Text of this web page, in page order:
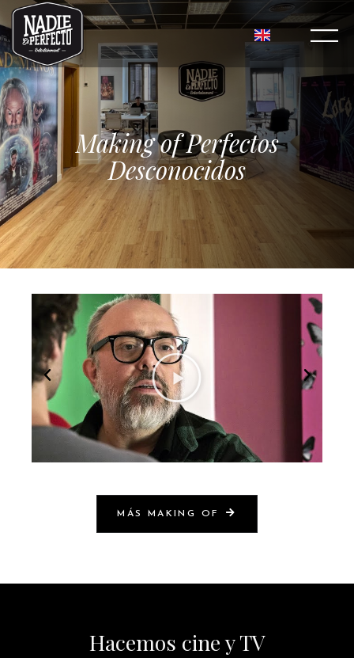
Making of Perfectos
Desconocidos
MÁS MAKING OF
Hacemos cine y TV